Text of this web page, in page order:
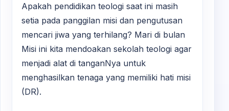
Apakah pendidikan teologi saat ini masih
setia pada panggilan misi dan pengutusan
mencari jiwa yang terhilang? Mari di bulan
Misi ini kita mendoakan sekolah teologi agar
menjadi alat di tanganNya untuk
menghasilkan tenaga yang memiliki hati misi
(DR).